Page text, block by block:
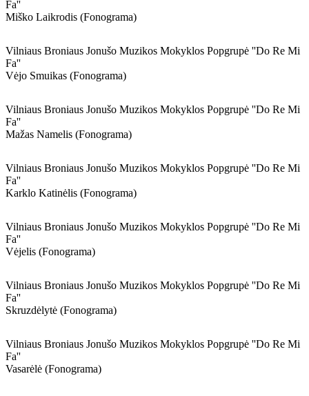
Fa''
Miško Laikrodis (fonograma)
Vilniaus Broniaus Jonušo Muzikos Mokyklos Popgrupė ''do Re Mi
Fa''
Vėjo Smuikas (fonograma)
Vilniaus Broniaus Jonušo Muzikos Mokyklos Popgrupė ''do Re Mi
Fa''
Mažas Namelis (fonograma)
Vilniaus Broniaus Jonušo Muzikos Mokyklos Popgrupė ''do Re Mi
Fa''
Karklo Katinėlis (fonograma)
Vilniaus Broniaus Jonušo Muzikos Mokyklos Popgrupė ''do Re Mi
Fa''
Vėjelis (fonograma)
Vilniaus Broniaus Jonušo Muzikos Mokyklos Popgrupė ''do Re Mi
Fa''
Skruzdėlytė (fonograma)
Vilniaus Broniaus Jonušo Muzikos Mokyklos Popgrupė ''do Re Mi
Fa''
Vasarėlė (fonograma)